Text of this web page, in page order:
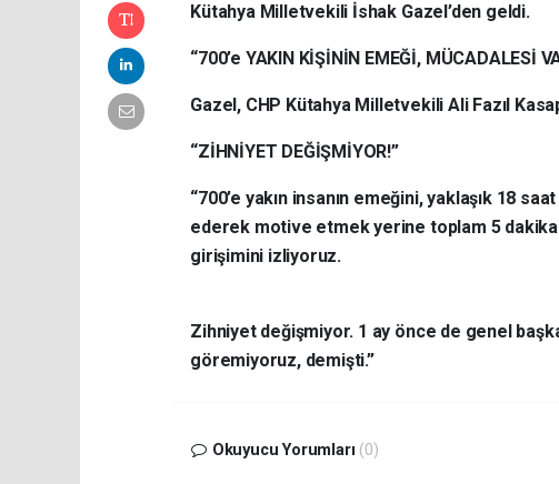
Kütahya Milletvekili İshak Gazel’den geldi.
“700’e YAKIN KİŞİNİN EMEĞİ, MÜCADALESİ
Gazel, CHP Kütahya Milletvekili Ali Fazıl
“ZİHNİYET DEĞİŞMİYOR!”
“700’e yakın insanın emeğini, yaklaşık 18
ederek motive etmek yerine toplam 5
girişimini izliyoruz.
Zihniyet değişmiyor. 1 ay önce de genel
göremiyoruz, demişti.”
Okuyucu Yorumları (0)